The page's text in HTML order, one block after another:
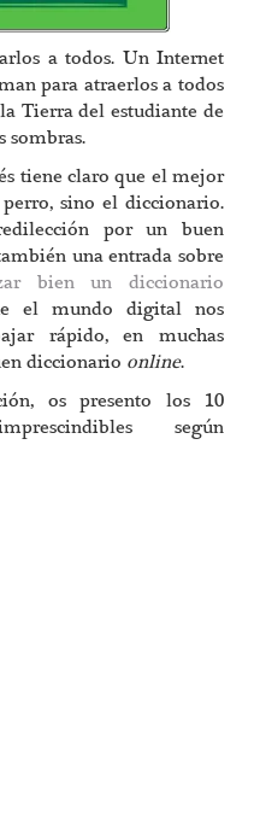
a todos. Un Internet
para atraerlos a todos
Tierra del estudiante de
sombras.
tiene claro que el mejor
sino el diccionario.
por un buen
una entrada sobre
bien un diccionario
el mundo digital nos
rápido, en muchas
diccionario online.
os presento los 10
según